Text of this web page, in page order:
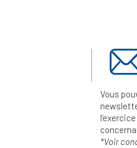
Vous
*Voir